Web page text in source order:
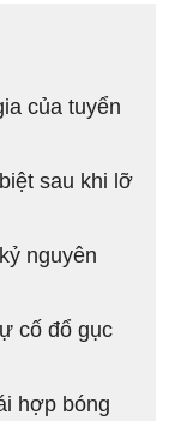
của tuyển
sau khi lỡ
nguyên
cố đổ gục
hợp bóng